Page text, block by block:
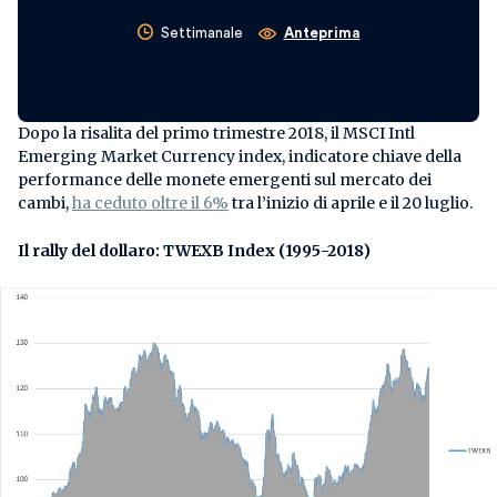
Settimanale Anteprima
Dopo la risalita del primo trimestre 2018, il MSCI Intl
Emerging Market Currency index, indicatore chiave della
performance delle monete emergenti sul mercato dei
cambi,ha ceduto oltre il 6% tra l’inizio di aprile e il 20 luglio.
Il rally del dollaro: TWEXB Index (1995-2018)